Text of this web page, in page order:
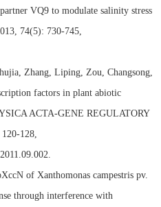
VQ9 to modulate salinity stress
74(5): 730-745,
Zhang, Liping, Zou, Changsong,
factors in plant abiotic
ACTA-GENE REGULATORY
128,
of Xanthomonas campestris pv.
through interference with